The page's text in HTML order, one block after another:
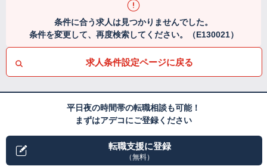
条件に合う求人は見つかりませんでした。
条件を変更して、再度検索してください。（E130021）
求人条件設定ページに戻る
平日夜の時間帯の転職相談も可能！
まずはアデコにご登録ください
転職支援に登録
（無料）